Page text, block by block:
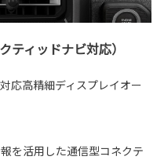
ティッドナビ対応）
応高精細ディスプレイオー
を活用した通信型コネクテ